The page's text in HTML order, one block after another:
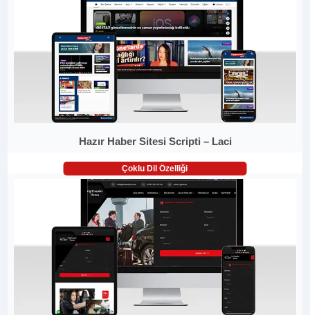
Hazır Haber Sitesi Scripti – Laci
Çoklu Dil Özelliği